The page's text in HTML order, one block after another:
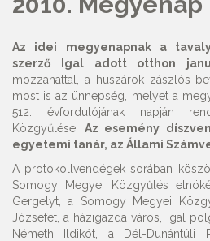
Az idei megyenapnak a
szerző Igal adott otthon
mozzanattal, a huszárok zászlós
most is az ünnepség, melyet a
512. évfordulójának napján
Közgyűlése.Az esemény
egyetemi tanár, az Állami
A protokollvendégek sorában
Somogy Megyei Közgyűlés
Gergelyt, a Somogy Megyei
Józsefet, a házigazda város, Igal
Németh Ildikót, a Dél-Dunántúli